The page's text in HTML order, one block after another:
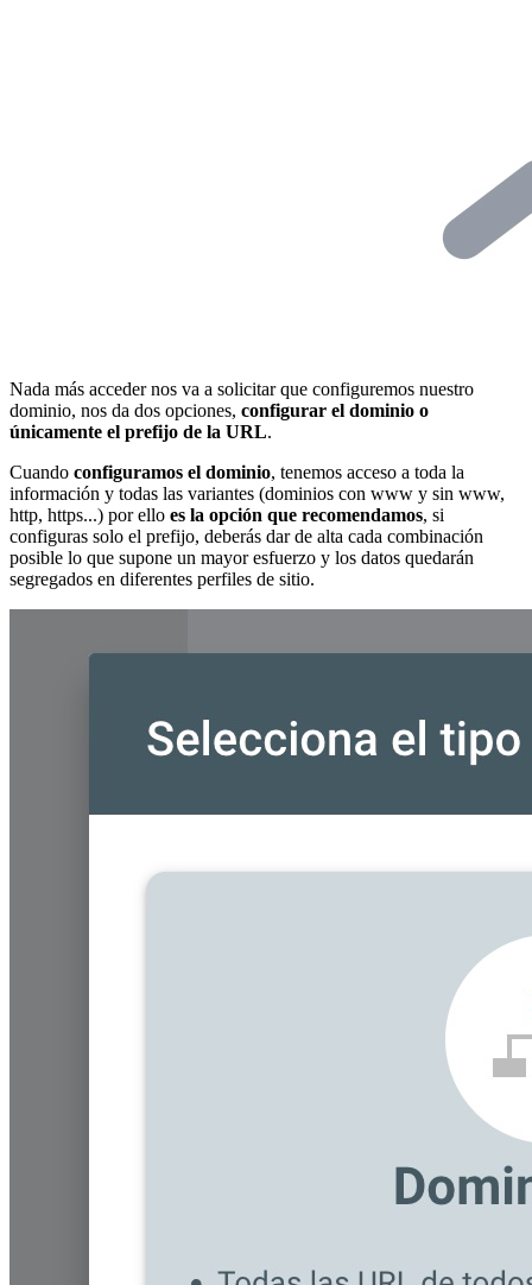
Nada más acceder nos va a solicitar que configuremos nuestro
dominio, nos da dos opciones, configurar el dominio o
únicamente el prefijo de la URL.
Cuando configuramos el dominio, tenemos acceso a toda la
información y todas las variantes (dominios con www y sin www,
http, https...) por ello es la opción que recomendamos, si
configuras solo el prefijo, deberás dar de alta cada combinación
posible lo que supone un mayor esfuerzo y los datos quedarán
segregados en diferentes perfiles de sitio.